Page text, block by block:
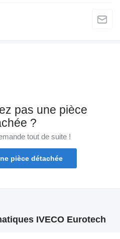
pas une pièce
?
tout de suite !
pièce détachée
IVECO Eurotech